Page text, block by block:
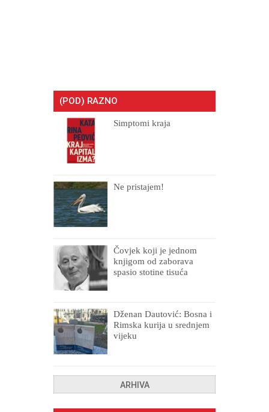
(POD) RAZNO
Simptomi kraja
Ne pristajem!
Čovjek koji je jednom
knjigom od zaborava
spasio stotine tisuća
Dženan Dautović: Bosna i
Rimska kurija u srednjem
vijeku
ARHIVA